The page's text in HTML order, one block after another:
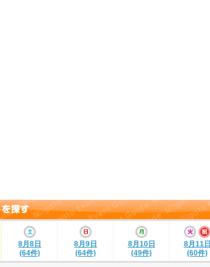
8月8日
(64件)
8月9日
(64件)
8月10日
(49件)
8月11日
(60件)